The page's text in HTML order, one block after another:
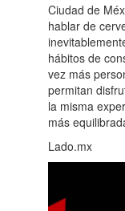
Ciudad de
hablar de
hábitos de
vez más
permitan
la misma
más
Lado.mx